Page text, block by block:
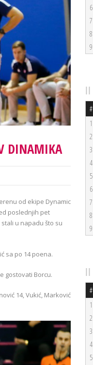
DINAMIKA
od ekipe Dynamic
poslednjih pet
u napadu što su
sa po 14 poena.
gostovati Borcu.
14, Vukić, Marković
6
7
8
9
#
1
2
3
4
5
6
7
8
9
#
1
2
3
4
5